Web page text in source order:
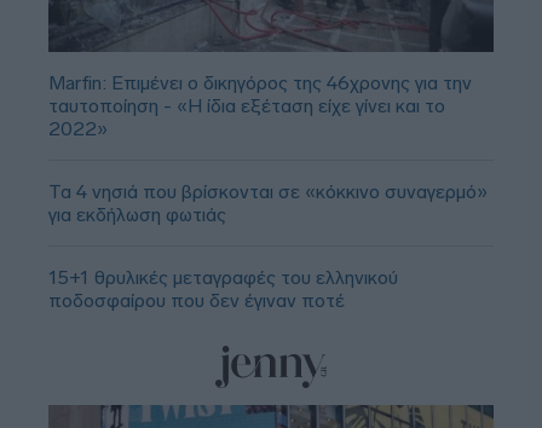
Marfin: Επιμένει ο δικηγόρος της 46χρονης για την
ταυτοποίηση - «Η ίδια εξέταση είχε γίνει και το
2022»
Τα 4 νησιά που βρίσκονται σε «κόκκινο συναγερμό»
για εκδήλωση φωτιάς
15+1 θρυλικές μεταγραφές του ελληνικού
ποδοσφαίρου που δεν έγιναν ποτέ